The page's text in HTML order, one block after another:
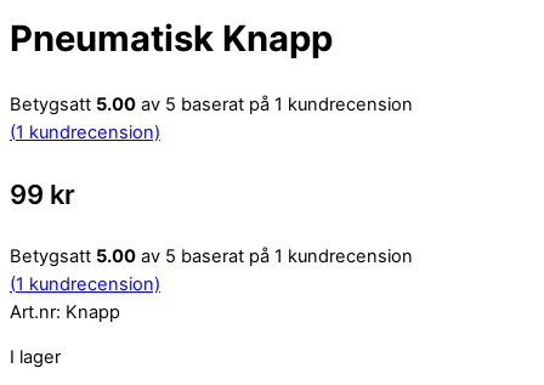
Pneumatisk Knapp
Betygsatt 5.00 av 5 baserat på 1 kundrecension
(1 kundrecension)
99 kr
Betygsatt 5.00 av 5 baserat på 1 kundrecension
(1 kundrecension)
Art.nr: Knapp
I lager